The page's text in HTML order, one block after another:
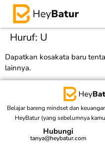
Huruf: U
Dapatkan kosakata baru
lainnya.
Belajar bareng mindset dan
HeyBatur (yang sebelumnya
Hubungi
tanya@heybatur.com